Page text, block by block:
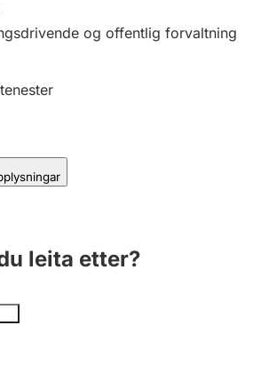
og offentlig forvaltning
leita etter?